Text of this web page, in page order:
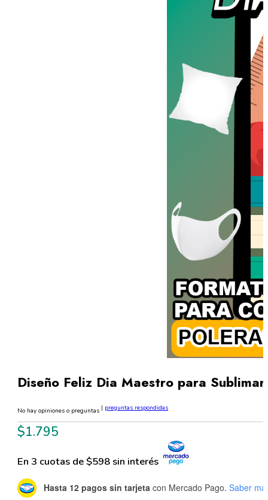
Diseño Feliz Dia Maestro para
No hay opiniones o preguntas | preguntas respondidas
$1.795
En 3 cuotas de $598 sin interés
Hasta 12 pagos sin tarjeta con Mercado Pago. Saber